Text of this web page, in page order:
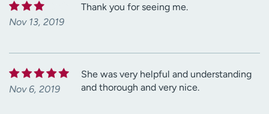
Nov 13, 2019
Thank you for seeing me.
Nov 6, 2019
She was very helpful and understanding
and thorough and very nice.